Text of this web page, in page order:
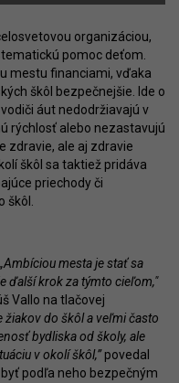
organizáciou,
pomoc deťom.
mestu financiami, vďaka
škôl bezpečnejšie. Ide o
áut nedodržiavajú v
rýchlosť alebo nezastavujú
zdravie, ale aj zdravie
škôl sa taktiež pridáva
priechody či
„Ambíciou mesta je stať sa
ďalší krok za týmto cieľom,"
Vallo na tlačovej
žiakov do škôl a veľmi často
bydliska od školy, ale
v okolí škôl,”povedal
podľa neho bezpečným